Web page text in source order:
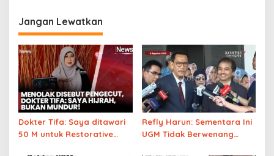
Jangan Lewatkan
Dokter Tifa: Saya ditawari
50 M untuk Restorative
Refly Harun: Sementara Ini
UGM Tidak Berwenang